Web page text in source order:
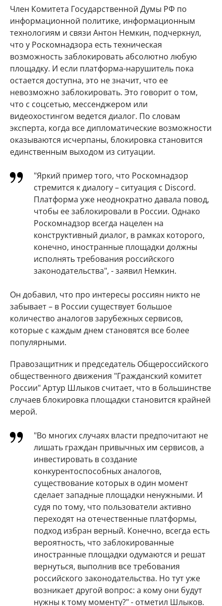
Член Комитета Государственной Думы РФ по
информационной политике, информационным
технологиям и связи Антон Немкин, подчеркнул,
что у Роскомнадзора есть техническая
возможность заблокировать абсолютно любую
площадку. И если платформа-нарушитель пока
остается доступна, это не значит, что ее
невозможно заблокировать. Это говорит о том,
что с соцсетью, мессенджером или
видеохостингом ведется диалог. По словам
эксперта, когда все дипломатические возможности
оказываются исчерпаны, блокировка становится
единственным выходом из ситуации.
"Яркий пример того, что Роскомнадзор
стремится к диалогу – ситуация с Discord.
Платформа уже неоднократно давала повод,
чтобы ее заблокировали в России. Однако
Роскомнадзор всегда нацелен на
конструктивный диалог, в рамках которого,
конечно, иностранные площадки должны
исполнять требования российского
законодательства", - заявил Немкин.
Он добавил, что про интересы россиян никто не
забывает – в России существует большое
количество аналогов зарубежных сервисов,
которые с каждым днем становятся все более
популярными.
Правозащитник и председатель Общероссийского
общественного движения "Гражданский комитет
России" Артур Шлыков считает, что в большинстве
случаев блокировка площадки становится крайней
мерой.
"Во многих случаях власти предпочитают не
лишать граждан привычных им сервисов, а
инвестировать в создание
конкурентоспособных аналогов,
существование которых в один момент
сделает западные площадки ненужными. И
судя по тому, что пользователи активно
переходят на отечественные платформы,
подход избран верный. Конечно, всегда есть
вероятность, что заблокированные
иностранные площадки одумаются и решат
вернуться, выполнив все требования
российского законодательства. Но тут уже
возникает другой вопрос: а кому они будут
нужны к тому моменту?" - отметил Шлыков.